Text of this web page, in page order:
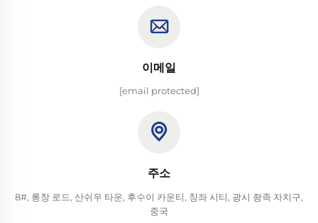
이메일
[email protected]
주소
8#, 롱창 로드, 산쉬우 타운, 후수이 카운티, 칭좌 시티, 광시 좡족 자치구,
중국